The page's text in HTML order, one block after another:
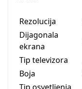
Rezolucija
Dijagonala
ekrana
Tip televizora
Boja